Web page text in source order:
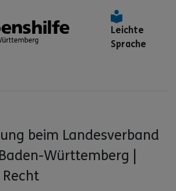
Leichte
Sprache
beim Landesverband
Württemberg |